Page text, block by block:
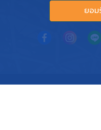
E-mail:ยอม